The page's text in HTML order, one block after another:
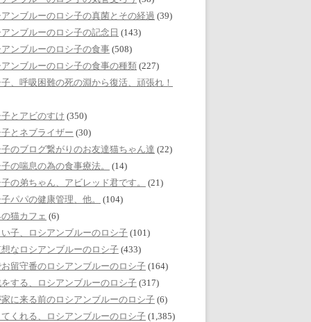
ンブルーのロシ子の真菌とその経過 (39)
ンブルーのロシ子の記念日 (143)
ンブルーのロシ子の食事 (508)
ンブルーのロシ子の食事の種類 (227)
、呼吸困難の死の淵から復活、頑張れ！
とアビのすけ (350)
とネブライザー (30)
のブログ繋がりのお友達猫ちゃん達 (22)
の喘息の為の食事療法。
(14)
の弟ちゃん、アビレッド君です。
(21)
パパの健康管理、他。
(104)
猫カフェ (6)
子、ロシアンブルーのロシ子 (101)
なロシアンブルーのロシ子 (433)
留守番のロシアンブルーのロシ子 (164)
する、ロシアンブルーのロシ子 (317)
に来る前のロシアンブルーのロシ子 (6)
くれる、ロシアンブルーのロシ子 (1,385)